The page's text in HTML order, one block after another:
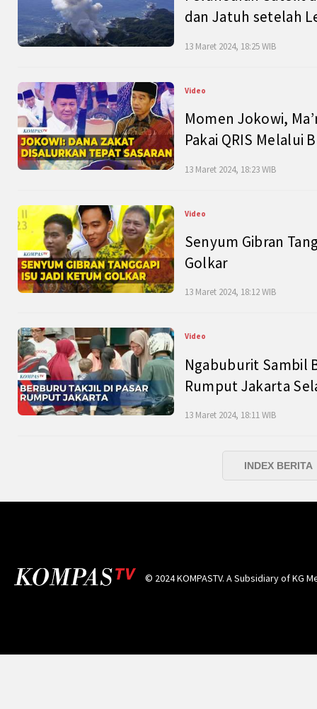
dan Jatuh setelah
13 Maret 2024, 18:25 WIB
Video
Momen Jokowi,
Pakai QRIS Melalui
13 Maret 2024, 18:23 WIB
Video
Senyum Gibran
Golkar
13 Maret 2024, 18:12 WIB
Video
Ngabuburit Sambil
Rumput Jakarta
13 Maret 2024, 18:11 WIB
INDEX BERITA
© 2024 KOMPASTV. A Subsidiary ofKG